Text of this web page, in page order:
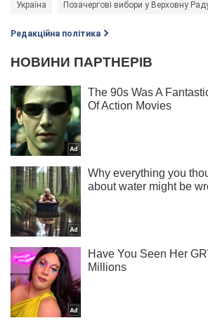
Україна Позачергові вибори у Верховну
Редакційна політика